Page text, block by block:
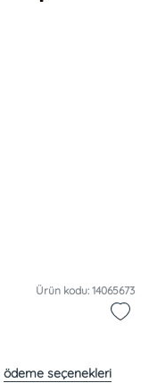
Ürün kodu: 14065673
ödeme seçenekleri